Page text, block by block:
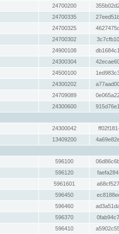
24700200
24700335
24700325
24700302
24900108
24300304
24500100
24300202
24709089
24300600
24300042
13409200
596100
596120
5961601
596450
596460
596370
596410